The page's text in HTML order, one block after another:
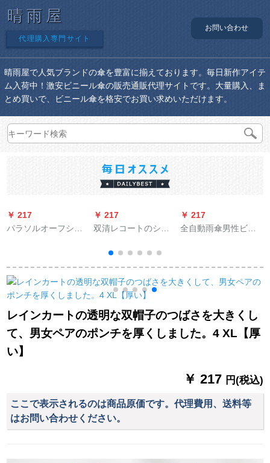
晴雨屋
代理購入専門サイト
お問い合わせ
晴雨屋で人気ブランドの傘を豊富に揃えております。毎日新作アイテ
ム入荷中！激安ビニール傘の販売通販代理サイトです。大量購入、ま
とめ買いで、ビニール傘を格安でお買い求めいただけます。
￥ 217
パラソルオーフシャ
た傘美した時間1冊
￥ 217
双清レコートのシン
ンコートのファ§ンジ
成人はさらに厚いオ
ーケーを追加しまし
た。
￥ 217
全自動雨傘男性ビジ
女自開晴雨パソル8骨
100 CMブロック
レインカートの透明な双帽子のつばさを大きくし
て、男女ペアのポンチを厚くしました。4 XL【厚
い】
￥ 217 円(税込)
ここで表示されるのは商品原価です。代理費用、送料等
はお問い合わせください。